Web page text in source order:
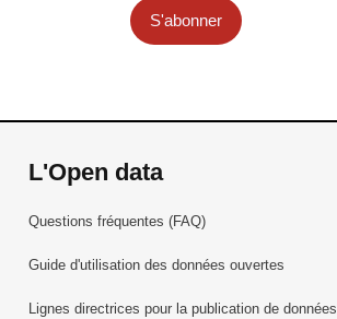
S'abonner
L'Open data
Questions fréquentes (FAQ)
Guide d'utilisation des données ouvertes
Lignes directrices pour la publication de données